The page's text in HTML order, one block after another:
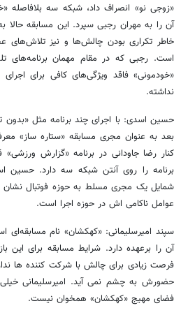
«زوجی نو» انصراف داد، شبکه سه بلافاصله
آن را به مهران رجبی سپرد. این مسابقه
خاطر تکراری بودن چالش‌ها و نیز تلاش‌های
است. رجبی که در مقام مهمان برنامه‌های
«خودمونی» فاقد ویژگی‌های کافی برای
نداشته.
حسین اسدی: با اجرای چند برنامه مثل
بعد به عنوان مجری مسابقه «ستاره ساز»
کنار رضا جاودانی در برنامه «گزارش
برنامه را روی آنتن شبکه سه دارد. حسین
شمایل یک مجری مسلط به حوزه فوتبال نشان
عوامل ناکامی اش در حوزه اجرا است.
سپند امیرسلیمانی: «کهکشان» نام
آن را برعهده دارد. شرایط مسابقه برای
فرصت زیادی برای چالش با شرکت کننده ها
حضورش به چشم نمی آید. امیرسلیمانی
فضای مهیج «کهکشان» همخوان نیست.